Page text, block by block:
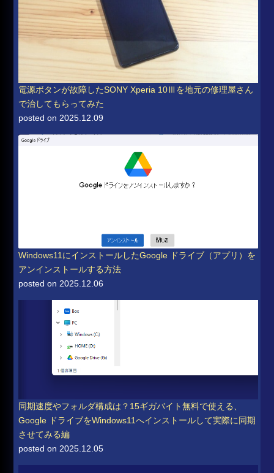
電源ボタンが故障したSONY Xperia 10Ⅲを地元の修理屋さん
で治してもらってみた
posted on 2025.12.09
Windows11にインストールしたGoogle ドライブ（アプリ）を
アンインストールする方法
posted on 2025.12.06
同期速度やフォルダ構成は？15ギガバイト無料で使える、
Google ドライブをWindows11へインストールして実際に同期
させてみる編
posted on 2025.12.05